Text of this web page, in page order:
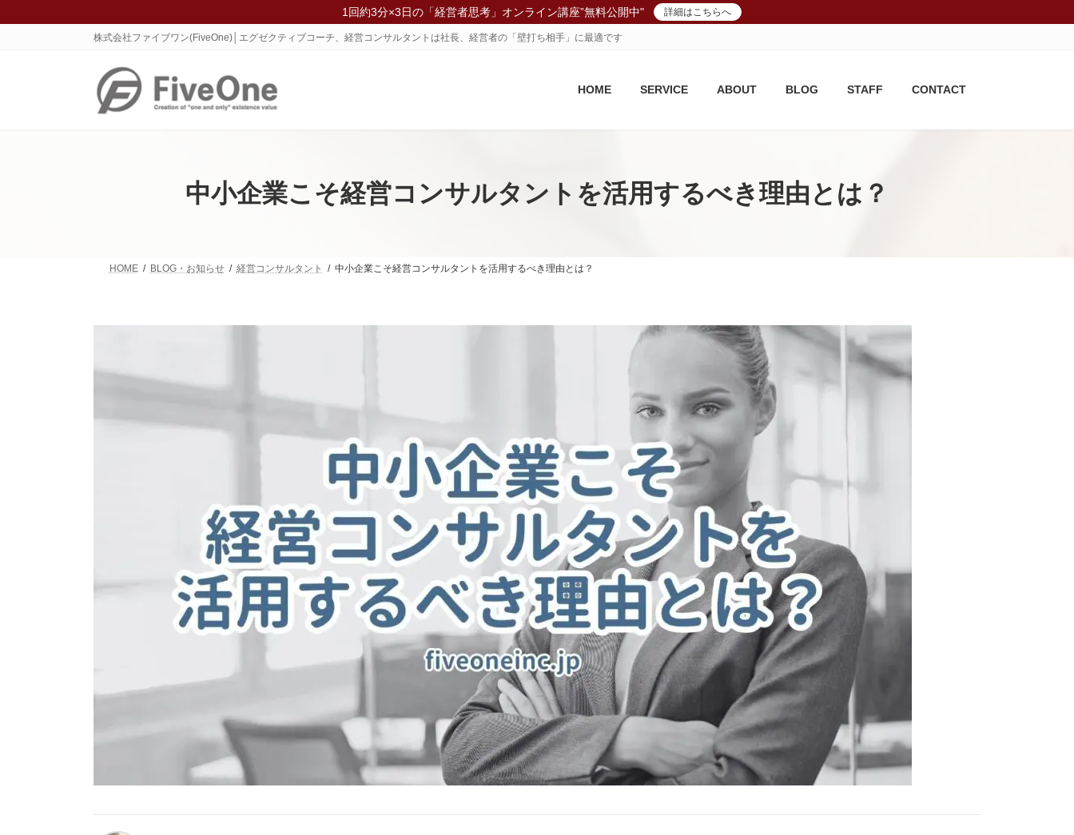
ン
ビ
1回約3分×3日の「経営者思考」オンライン講座”無料公開中" 詳細はこちらへ
株式会社ファイブワン(FiveOne)│エグゼクティブコーチ、経営コンサルタントは社長、経営者の「壁打ち相手」に最適です
HOME SERVICE ABOUT BLOG STAFF CONTACT
中小企業こそ経営コンサルタントを活用するべき理由とは？
HOME BLOG・お知らせ 経営コンサルタント 中小企業こそ経営コンサルタントを活用するべき理由とは？